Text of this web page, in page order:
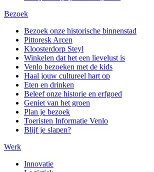
Bezoek
Bezoek onze historische binnenstad
Pittoresk Arcen
Kloosterdorp Steyl
Winkelen dat het een lievelust is
Venlo bezoeken met de kids
Haal jouw cultureel hart op
Eten en drinken
Beleef onze historie en erfgoed
Geniet van het groen
Plan je bezoek
Toeristen Informatie Venlo
Blijf je slapen?
Werk
Innovatie